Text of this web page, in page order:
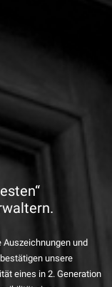
Auszeichnungen und
unsere
eines in 2. Generation